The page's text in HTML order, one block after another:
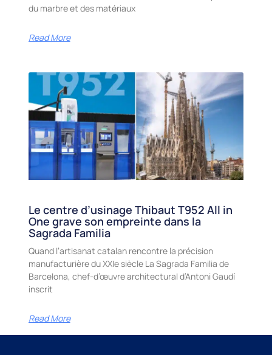
du marbre et des matériaux
Read More
Le centre d’usinage Thibaut T952 All in
One grave son empreinte dans la
Sagrada Familia
Quand l’artisanat catalan rencontre la précision
manufacturière du XXIe siècle La Sagrada Familia de
Barcelona, chef-d’œuvre architectural d’Antoni Gaudí
inscrit
Read More